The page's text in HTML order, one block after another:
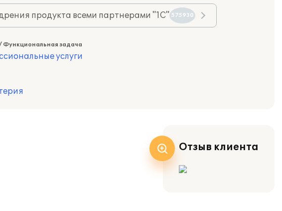
продукта всеми партнерами "1С" 575930
Функциональная задача
услуги
Отзыв клиента